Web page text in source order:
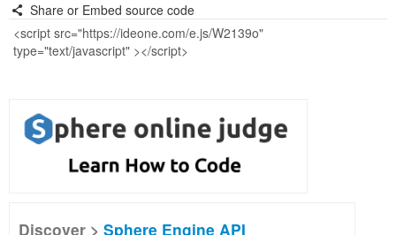
Share or Embed source code
Discover > Sphere Engine API